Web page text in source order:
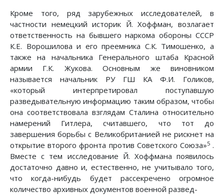
Кроме того, ряд зарубежных исследователей, в
частности немецкий историк Й. Хоффман, возлагает
ответственность на бывшего наркома обороны СССР
К.Е. Ворошилова и его преемника С.К. Тимошенко, а
также на начальника Генерального штаба Красной
армии Г.К. Жукова. Основным же виновником
называется начальник РУ ГШ КА Ф.И. Голиков,
«который интерпретировал поступавшую
разведывательную информацию таким образом, чтобы
она соответствовала взглядам Сталина относительно
намерений Гитлера, считавшего, что тот до
завершения борьбы с Великобританией не рискнет на
открытие второго фронта против Советского Союза»5.
Вместе с тем исследование Й. Хоффмана появилось
достаточно давно и, естественно, не учитывало того,
что когда-нибудь будет рассекречено огромное
количество архивных документов военной развед-